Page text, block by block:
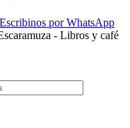
Escribinos por WhatsApp
- Libros y café